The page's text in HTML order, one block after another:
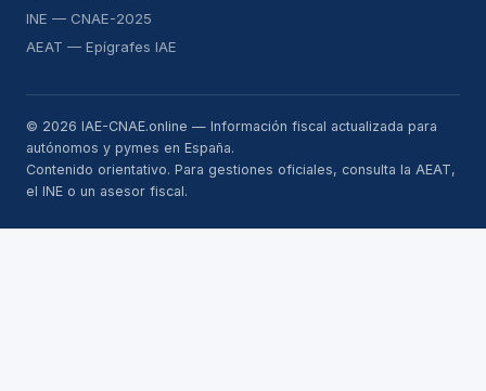
INE — CNAE-2025
AEAT — Epígrafes IAE
© 2026 IAE-CNAE.online — Información fiscal actualizada para
autónomos y pymes en España.
Contenido orientativo. Para gestiones oficiales, consulta la AEAT,
el INE o un asesor fiscal.